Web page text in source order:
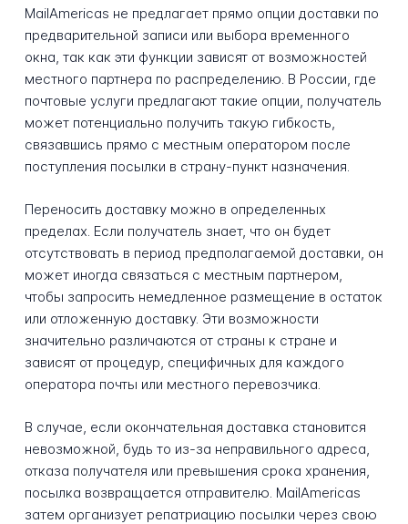
MailAmericas не предлагает прямо опции доставки по
предварительной записи или выбора временного
окна, так как эти функции зависят от возможностей
местного партнера по распределению. В России, где
почтовые услуги предлагают такие опции, получатель
может потенциально получить такую гибкость,
связавшись прямо с местным оператором после
поступления посылки в страну-пункт назначения.
Переносить доставку можно в определенных
пределах. Если получатель знает, что он будет
отсутствовать в период предполагаемой доставки, он
может иногда связаться с местным партнером,
чтобы запросить немедленное размещение в остаток
или отложенную доставку. Эти возможности
значительно различаются от страны к стране и
зависят от процедур, специфичных для каждого
оператора почты или местного перевозчика.
В случае, если окончательная доставка становится
невозможной, будь то из-за неправильного адреса,
отказа получателя или превышения срока хранения,
посылка возвращается отправителю. MailAmericas
затем организует репатриацию посылки через свою